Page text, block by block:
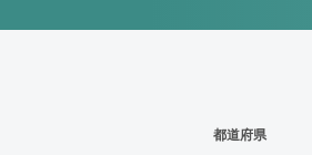
都道府県